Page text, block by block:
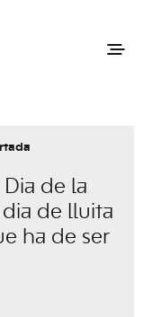
Dia de la
dia de lluita
ha de ser